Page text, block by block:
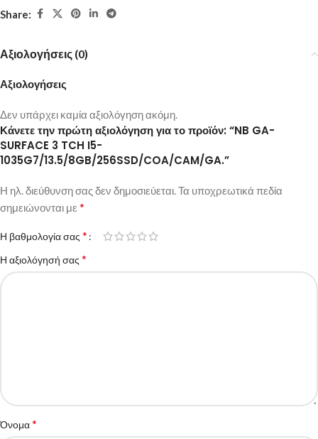
Share:
Αξιολογήσεις (0)
Αξιολογήσεις
Δεν υπάρχει καμία αξιολόγηση ακόμη.
Κάνετε την πρώτη αξιολόγηση για το προϊόν: “NB GA-
SURFACE 3 TCH I5-
1035G7/13.5/8GB/256SSD/COA/CAM/GA.”
Η ηλ. διεύθυνση σας δεν δημοσιεύεται.Τα υποχρεωτικά πεδία
σημειώνονται με *
Η βαθμολογία σας *
Η αξιολόγησή σας *
Όνομα*